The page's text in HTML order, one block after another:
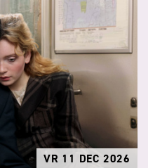
VR 11 DEC 2026